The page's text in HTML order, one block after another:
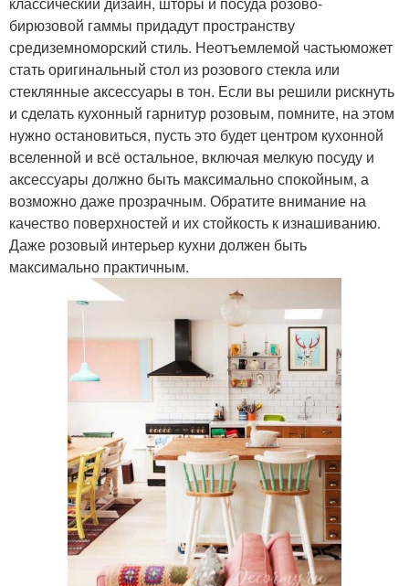
бирюзовой гаммы придадут пространству
средиземноморский стиль. Неотъемлемой частьюможет
стать оригинальный стол из розового стекла или
стеклянные аксессуары в тон. Если вы решили рискнуть
и сделать кухонный гарнитур розовым, помните, на этом
нужно остановиться, пусть это будет центром кухонной
вселенной и всё остальное, включая мелкую посуду и
аксессуары должно быть максимально спокойным, а
возможно даже прозрачным. Обратите внимание на
качество поверхностей и их стойкость к изнашиванию.
Даже розовый интерьер кухни должен быть
максимально практичным.